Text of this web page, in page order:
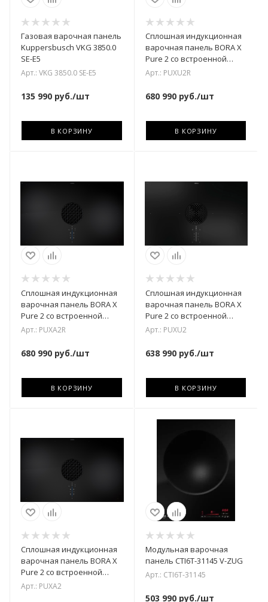
Газовая варочная панель
Kuppersbusch VKG 3850.0
SE-E5
Арт.: VKG 3850.0 SE-E5
135 990 руб./шт
В КОРЗИНУ
Сплошная индукционная
варочная панель BORA X
Pure 2 со встроенной
вытяжкой /
Арт.: PUXU2R
680 990руб./шт
В КОРЗИНУ
Сплошная индукционная
варочная панель BORA X
Pure 2 со встроенной
вытяжкой / вытяжной
Арт.: PUXA2R
680 990 руб./шт
В КОРЗИНУ
Сплошная индукционная
варочная панель BORA X
Pure 2 со встроенной
вытяжкой /
Арт.: PUXU2
638 990руб./шт
В КОРЗИНУ
Сплошная индукционная
варочная панель BORA X
Pure 2 со встроенной
вытяжкой / вытяжной
Арт.: PUXA2
Модульная варочная
панель CTI6T-31145 V-ZUG
Арт.: CTI6T-31145
503 990руб./шт